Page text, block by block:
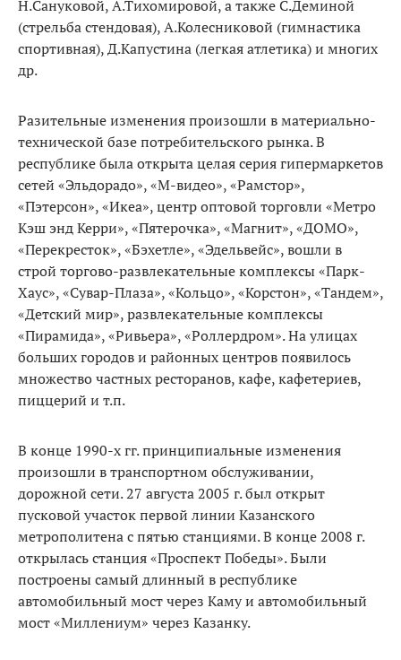
Н.Сануковой, А.Тихомировой, а также С.Деминой
(стрельба стендовая), А.Колесниковой (гимнастика
спортивная), Д.Капустина (легкая атлетика) и многих
др.
Разительные изменения произошли в материально-
технической базе потребительского рынка. В
республике была открыта целая серия гипермаркетов
сетей «Эльдорадо», «М-видео», «Рамстор»,
«Пэтерсон», «Икеа», центр оптовой торговли «Метро
Кэш энд Керри», «Пятерочка», «Магнит», «ДОМО»,
«Перекресток», «Бэхетле», «Эдельвейс», вошли в
строй торгово-развлекательные комплексы «Парк-
Хаус», «Сувар-Плаза», «Кольцо», «Корстон», «Тандем»,
«Детский мир», развлекательные комплексы
«Пирамида», «Ривьера», «Роллердром». На улицах
больших городов и районных центров появилось
множество частных ресторанов, кафе, кафетериев,
пиццерий и т.п.
В конце 1990-х гг. принципиальные изменения
произошли в транспортном обслуживании,
дорожной сети. 27 августа 2005 г. был открыт
пусковой участок первой линии Казанского
метрополитена с пятью станциями. В конце 2008 г.
открылась станция «Проспект Победы». Были
построены самый длинный в республике
автомобильный мост через Каму и автомобильный
мост «Миллениум» через Казанку.